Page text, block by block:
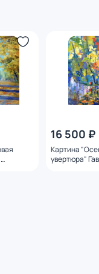
16 500 ₽
Картина
увертюра"